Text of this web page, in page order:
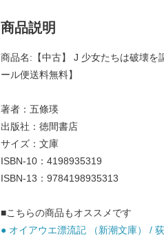
商品説明
商品名:【中古】 J 少女たちは破壊
ール便送料無料】
著者：五條瑛
出版社：徳間書店
サイズ：文庫
ISBN-10：4198935319
ISBN-13：9784198935313
■こちらの商品もオススメです
● オイアウエ漂流記 （新潮文庫） /